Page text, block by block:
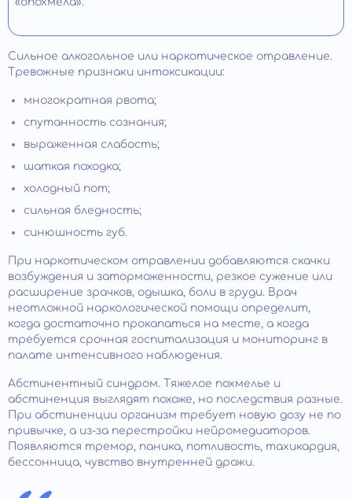
Сильное алкогольное или наркотическое отравление.
Тревожные признаки интоксикации:
многократная рвота;
спутанность сознания;
выраженная слабость;
шаткая походка;
холодный пот;
сильная бледность;
синюшность губ.
При наркотическом отравлении добавляются скачки
возбуждения и заторможенности, резкое сужение или
расширение зрачков, одышка, боли в груди. Врач
неотложной наркологической помощи определит,
когда достаточно прокапаться на месте, а когда
требуется срочная госпитализация и мониторинг в
палате интенсивного наблюдения.
Абстинентный синдром. Тяжелое похмелье и
абстиненция выглядят похоже, но последствия разные.
При абстиненции организм требует новую дозу не по
привычке, а из-за перестройки нейромедиаторов.
Появляются тремор, паника, потливость, тахикардия,
бессонница, чувство внутренней дрожи.